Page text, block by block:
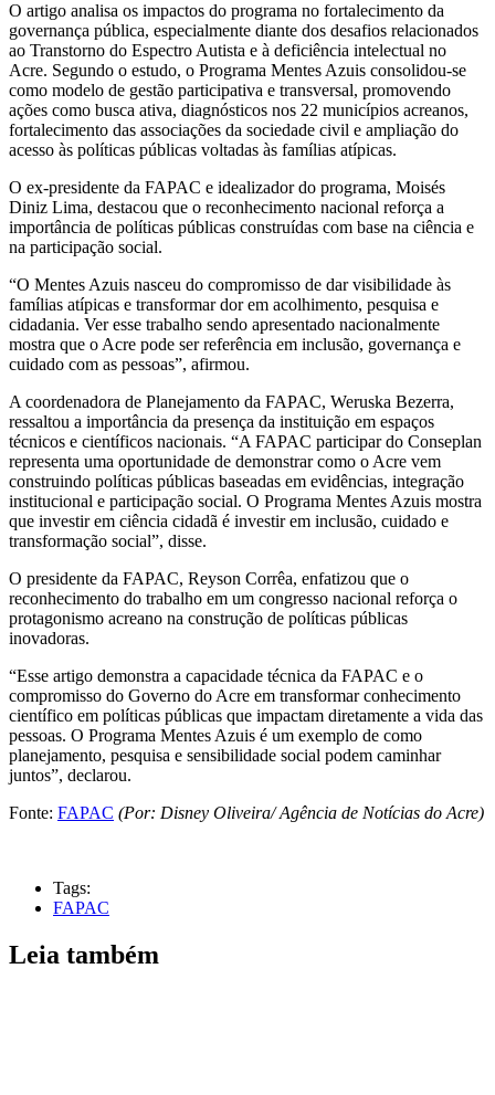
O artigo analisa os impactos do programa no fortalecimento da
governança pública, especialmente diante dos desafios relacionados
ao Transtorno do Espectro Autista e à deficiência intelectual no
Acre. Segundo o estudo, o Programa Mentes Azuis consolidou-se
como modelo de gestão participativa e transversal, promovendo
ações como busca ativa, diagnósticos nos 22 municípios acreanos,
fortalecimento das associações da sociedade civil e ampliação do
acesso às políticas públicas voltadas às famílias atípicas.
O ex-presidente da FAPAC e idealizador do programa, Moisés
Diniz Lima, destacou que o reconhecimento nacional reforça a
importância de políticas públicas construídas com base na ciência e
na participação social.
“O Mentes Azuis nasceu do compromisso de dar visibilidade às
famílias atípicas e transformar dor em acolhimento, pesquisa e
cidadania. Ver esse trabalho sendo apresentado nacionalmente
mostra que o Acre pode ser referência em inclusão, governança e
cuidado com as pessoas”, afirmou.
A coordenadora de Planejamento da FAPAC, Weruska Bezerra,
ressaltou a importância da presença da instituição em espaços
técnicos e científicos nacionais. “A FAPAC participar do Conseplan
representa uma oportunidade de demonstrar como o Acre vem
construindo políticas públicas baseadas em evidências, integração
institucional e participação social. O Programa Mentes Azuis mostra
que investir em ciência cidadã é investir em inclusão, cuidado e
transformação social”, disse.
O presidente da FAPAC, Reyson Corrêa, enfatizou que o
reconhecimento do trabalho em um congresso nacional reforça o
protagonismo acreano na construção de políticas públicas
inovadoras.
“Esse artigo demonstra a capacidade técnica da FAPAC e o
compromisso do Governo do Acre em transformar conhecimento
científico em políticas públicas que impactam diretamente a vida das
pessoas. O Programa Mentes Azuis é um exemplo de como
planejamento, pesquisa e sensibilidade social podem caminhar
juntos”, declarou.
Fonte: FAPAC (Por: Disney Oliveira/ Agência de Notícias do Acre)
Tags:
FAPAC
Leia também